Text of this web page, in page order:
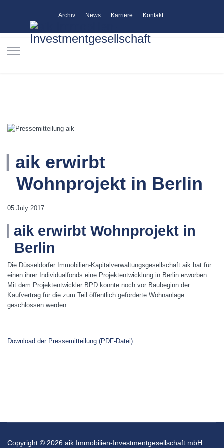
Archiv News Karriere Kontakt
aik erwirbt
Wohnprojekt in Berlin
05 July 2017
aik erwirbt Wohnprojekt in
Berlin
Die Düsseldorfer Immobilien-Kapitalverwaltungsgesellschaft aik hat für
einen ihrer Individualfonds eine Projektentwicklung in Berlin erworben.
Mit dem Projektentwickler BPD konnte noch vor Baubeginn der
Kaufvertrag für die zum Teil öffentlich geförderte Wohnanlage
geschlossen werden.
Download der Pressemitteilung (PDF-Datei)
Copyright © 2026 aik Immobilien-Investmentgesellschaft mbH.